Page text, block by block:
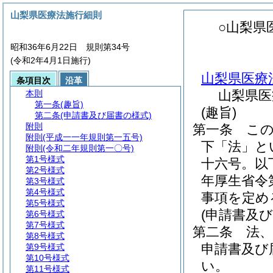
○山梨県
山梨県医療
山梨県
(趣旨)
第一条
こ
下「法」と
十六号。以
年厚生省令
事項を定
(申請書及
第二条
法
申請書及
い。
山梨県医療法施行細則
昭和36年6月22日 規則第34号
(令和2年4月1日施行)
条項目次
沿革
本則
第一条(趣旨)
第二条(申請書及び届書の様式)
附則
附則 (平成一一年規則第一五号)
附則 (令和二年規則第一〇号)
第1号様式
第2号様式
第3号様式
第4号様式
第5号様式
第6号様式
第7号様式
第8号様式
第9号様式
第10号様式
第11号様式